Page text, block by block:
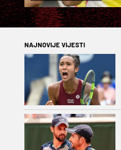
NAJNOVIJE VIJESTI